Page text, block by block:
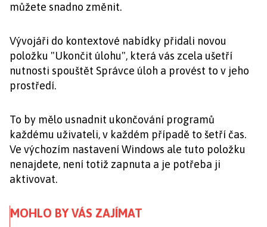
můžete snadno změnit.
Vývojáři do kontextové nabídky přidali novou
položku "Ukončit úlohu", která vás zcela ušetří
nutnosti spouštět Správce úloh a provést to v jeho
prostředí.
To by mělo usnadnit ukončování programů
každému uživateli, v každém případě to šetří čas.
Ve výchozím nastavení Windows ale tuto položku
nenajdete, není totiž zapnuta a je potřeba ji
aktivovat.
MOHLO BY VÁS ZAJÍMAT